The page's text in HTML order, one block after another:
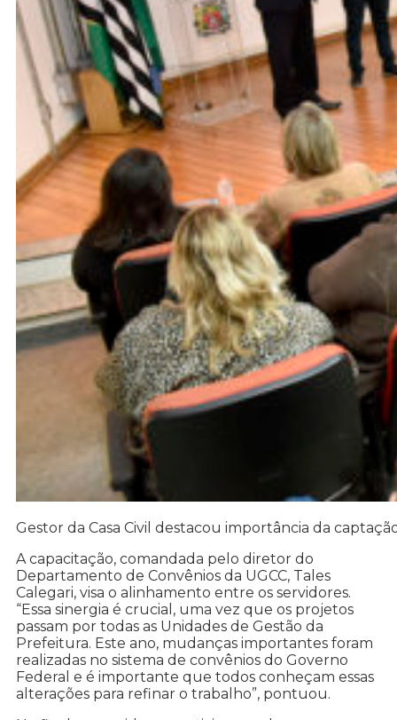
Gestor da Casa Civil destacou importância da
A capacitação, comandada pelo diretor do
Departamento de Convênios da UGCC, Tales
Calegari, visa o alinhamento entre os servidores.
“Essa sinergia é crucial, uma vez que os projetos
passam por todas as Unidades de Gestão da
Prefeitura. Este ano, mudanças importantes foram
realizadas no sistema de convênios do Governo
Federal e é importante que todos conheçam essas
alterações para refinar o trabalho”, pontuou.